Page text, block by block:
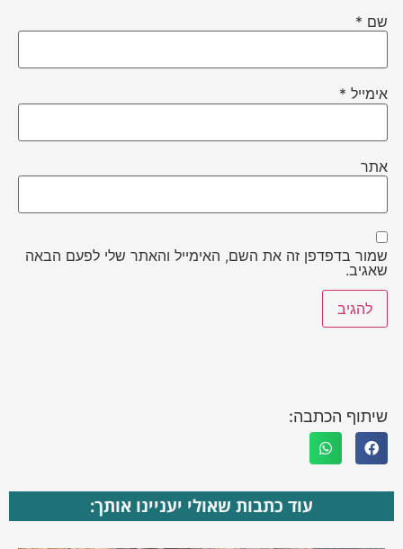
שם *
אימייל *
אתר
שמור בדפדפן זה את השם, האימייל והאתר שלי לפעם הבאה
שאגיב.
שיתוף הכתבה:
עוד כתבות שאולי יעניינו אותך: